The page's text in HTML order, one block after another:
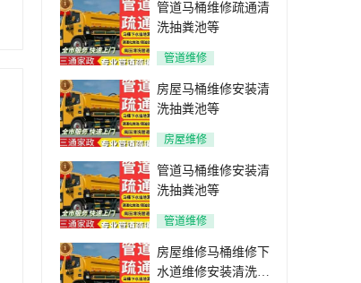
管道马桶维修疏通清
洗抽粪池等
管道维修
房屋马桶维修安装清
洗抽粪池等
房屋维修
管道马桶维修安装清
洗抽粪池等
管道维修
房屋维修马桶维修下
水道维修安装清洗抽